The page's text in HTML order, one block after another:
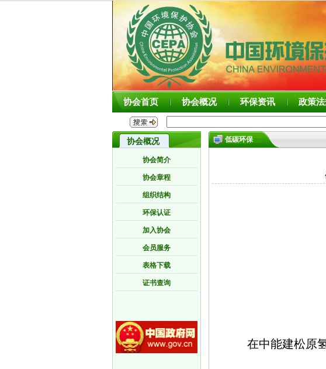
协会首页 协会概况 环保资讯 政策
协会概况
协会简介
协会章程
组织结构
环保认证
加入协会
会员服务
表格下载
证书查询
低碳环保
在中能建松原氢